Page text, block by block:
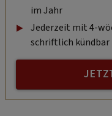
im Jahr
Jederzeit mit 4-
schriftlich